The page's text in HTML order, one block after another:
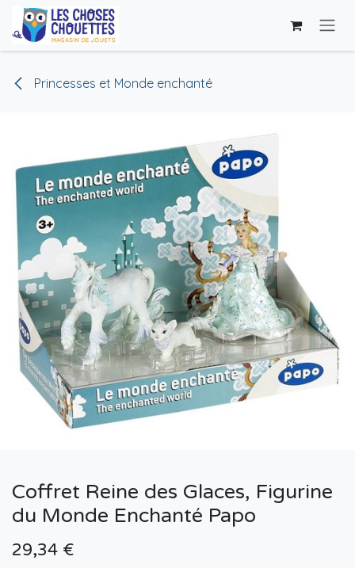
Se rendre au contenu
Princesses et Monde enchanté
Coffret Reine des Glaces, Figurine
du Monde Enchanté Papo
29,34 €